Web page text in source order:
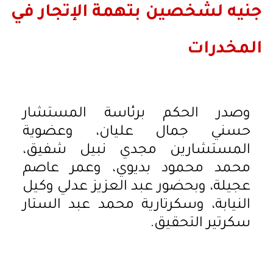
جنيه لشخصين بتهمة الإتجار في
المخدرات
وصدر الحكم برئاسة المستشار
حسني جمال عليان، وعضوية
المستشارين مجدي نبيل شفيق،
محمد محمود بديوي، وعمر عاصم
عجيلة، وبحضور عبد العزيز عدلي وكيل
النيابة، وسكرتارية محمد عبد الستار
سكرتير التحقيق.